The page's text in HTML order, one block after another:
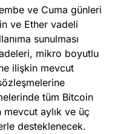
ve Cuma günleri
ve Ether vadeli
sunulması
mikro boyutlu
ilişkin mevcut
tüm Bitcoin
mevcut aylık ve üç
desteklenecek.